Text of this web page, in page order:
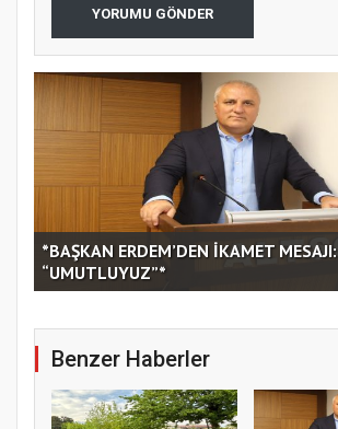
YORUMU GÖNDER
*BAŞKAN ERDEM’DEN İKAMET MESAJI:
“UMUTLUYUZ”*
Benzer Haberler